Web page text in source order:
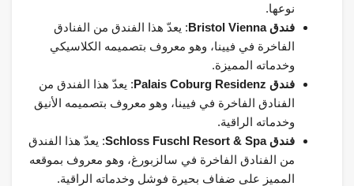
نوعها.
فندق Bristol Vienna
: يعدّ هذا الفندق من الفنادق
الفاخرة في فيينا، وهو معروف بتصميمه الكلاسيكي
وخدماته المميزة.
فندق Palais Coburg Residenz
: يعدّ هذا الفندق من
الفنادق الفاخرة في فيينا، وهو معروف بتصميمه الأنيق
وخدماته الراقية.
فندق Schloss Fuschl Resort & Spa
: يعدّ هذا الفندق
من الفنادق الفاخرة في سالزبورغ، وهو معروف بموقعه
المميز على ضفاف بحيرة فوشل وخدماته الراقية.